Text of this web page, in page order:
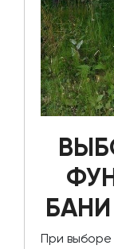
При выборе